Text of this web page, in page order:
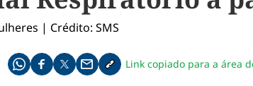
Compartilhe pelo whatsapp
Compartilhar no facebook
Compartilhar no twitter
Compartilhe pelo email
Copiar link da notícia
Link copiado para a área